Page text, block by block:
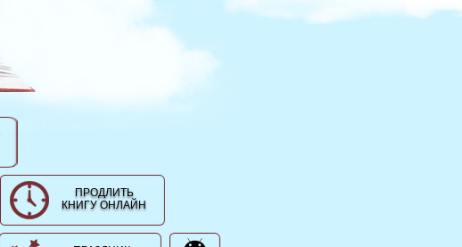
ПРОДЛИТЬ
КНИГУ ОНЛАЙН